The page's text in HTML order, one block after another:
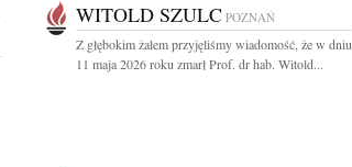
WITOLD SZULC POZNAŃ
Z głębokim żalem przyjęliśmy wiadomość, że w dniu
11 maja 2026 roku zmarł Prof. dr hab. Witold...